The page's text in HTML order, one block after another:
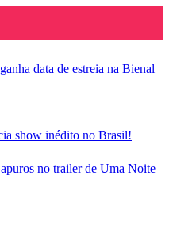
data de estreia na Bienal
show inédito no Brasil!
no trailer de Uma Noite